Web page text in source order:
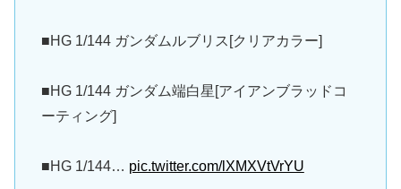
■HG 1/144 ガンダムルブリス[クリアカラー]
■HG 1/144 ガンダム端白星[アイアンブラッドコ
ーティング]
■HG 1/144… pic.twitter.com/lXMXVtVrYU